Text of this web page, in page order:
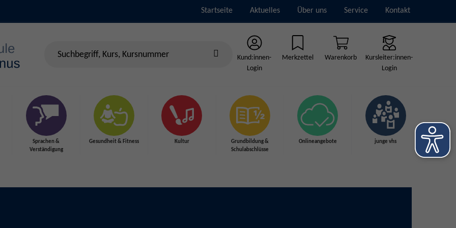
Startseite Aktuelles Über uns Service Kontakt
Kund:innen-
Login
Merkzettel Warenkorb
Kursleiter:innen-
Login
Sprachen &
Verständigung
Gesundheit & Fitness Kultur
Grundbildung &
Schulabschlüsse
Onlineangebote junge vhs